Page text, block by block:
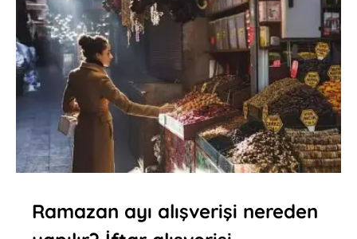
Ramazan ayı alışverişi nereden